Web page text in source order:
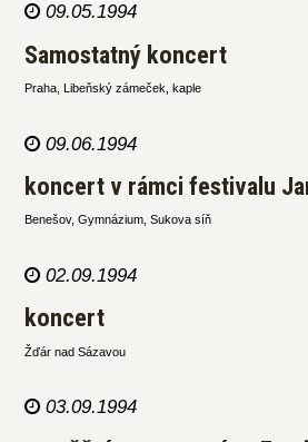
09.05.1994
Samostatný koncert
Praha, Libeňský zámeček, kaple
09.06.1994
koncert v rámci festivalu
Benešov, Gymnázium, Sukova síň
02.09.1994
koncert
Žďár nad Sázavou
03.09.1994